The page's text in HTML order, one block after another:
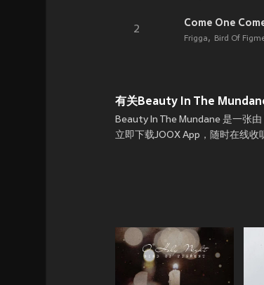
2
Come One Come
Frigga Bird Of
有关Beauty In The
Beauty In The Mundane 是一张
立即下载JOOX App，随时在线收